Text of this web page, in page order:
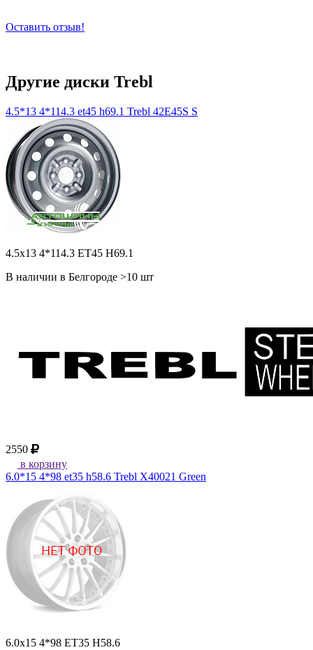
Оставить отзыв!
Другие диски Trebl
4.5*13 4*114.3 et45 h69.1 Trebl 42E45S S
4.5x13 4*114.3 ET45 H69.1
В наличии в Белгороде >10 шт
2550
в корзину
6.0*15 4*98 et35 h58.6 Trebl X40021 Green
6.0x15 4*98 ET35 H58.6